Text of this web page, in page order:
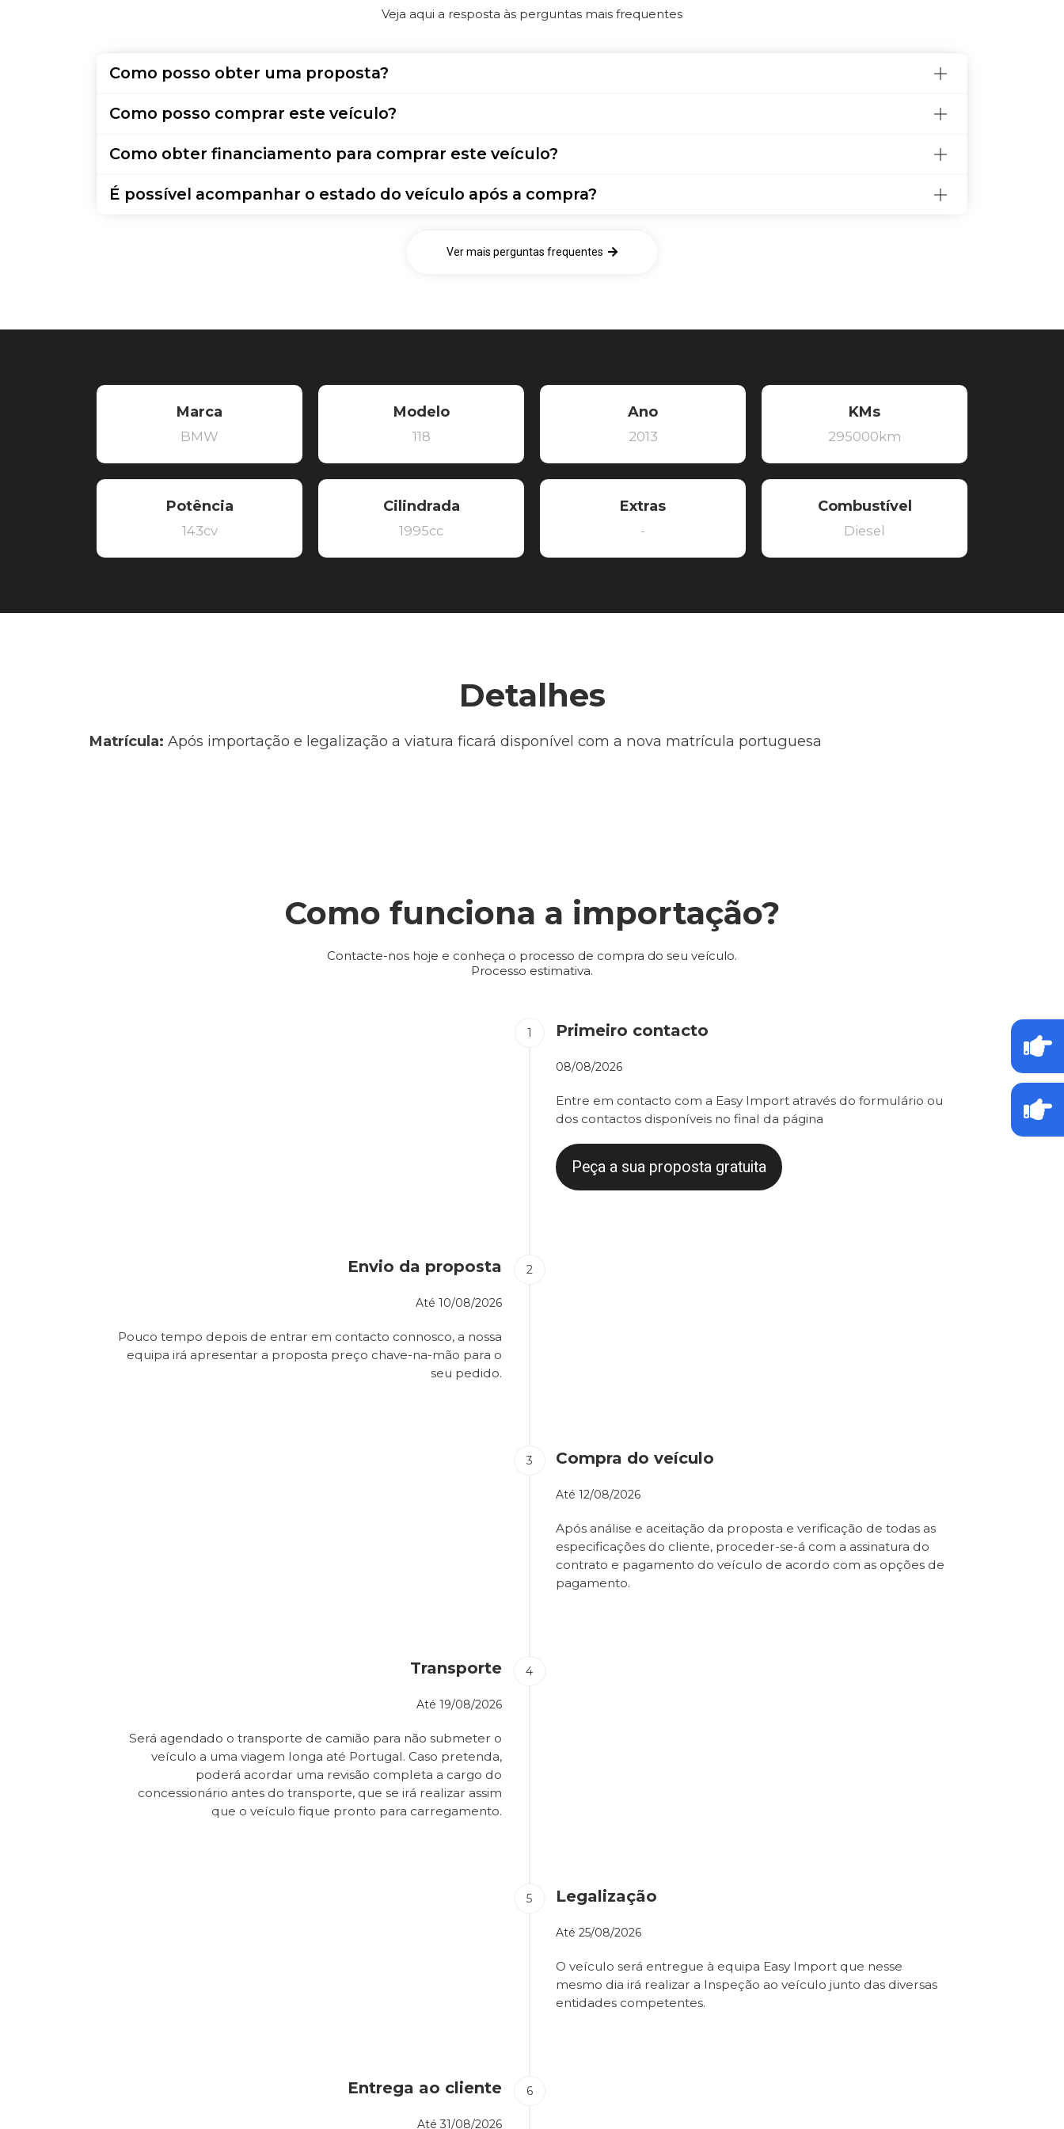
Veja aqui a resposta às perguntas mais frequentes
Como posso obter uma proposta?
Como posso comprar este veículo?
Como obter financiamento para comprar este veículo?
É possível acompanhar o estado do veículo após a compra?
Ver mais perguntas frequentes
Marca
BMW
Modelo
118
Ano
2013
KMs
295000km
Potência
143cv
Cilindrada
1995cc
Extras
-
Combustível
Diesel
Detalhes
Matrícula: Após importação e legalização a viatura ficará disponível com a nova matrícula portuguesa
Como funciona a importação?
Contacte-nos hoje e conheça o processo de compra do seu veículo.
Processo estimativa.
Primeiro contacto
08/08/2026
Entre em contacto com a Easy Import através do formulário ou
dos contactos disponíveis no final da página
Peça a sua proposta gratuita
Envio da proposta
Até 10/08/2026
Pouco tempo depois de entrar em contacto connosco, a nossa
equipa irá apresentar a proposta preço chave-na-mão para o
seu pedido.
Compra do veículo
Até 12/08/2026
Após análise e aceitação da proposta e verificação de todas as
especificações do cliente, proceder-se-á com a assinatura do
contrato e pagamento do veículo de acordo com as opções de
pagamento.
Transporte
Até 19/08/2026
Será agendado o transporte de camião para não submeter o
veículo a uma viagem longa até Portugal. Caso pretenda,
poderá acordar uma revisão completa a cargo do
concessionário antes do transporte, que se irá realizar assim
que o veículo fique pronto para carregamento.
Legalização
Até 25/08/2026
O veículo será entregue à equipa Easy Import que nesse
mesmo dia irá realizar a Inspeção ao veículo junto das diversas
entidades competentes.
Entrega ao cliente
Até 31/08/2026